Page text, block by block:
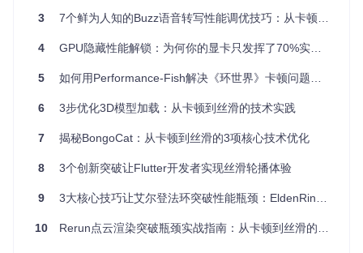
空间滤波：智能精简算法
挑战场景：在保持道路边缘检测精度的同时，如何将120万点
现数据降维。
实操代码：
import numpy as
"""
3 7个鲜为人知的Buzz语音转写性能调优技巧：从卡顿到丝滑的侦探之旅
4 GPU隐藏性能解锁：为何你的显卡只发挥了70%实力？
5 如何用Performance-Fish解决《环世界》卡顿问题：从帧冻结到丝滑体验的终极优化指南
6 3步优化3D模型加载：从卡顿到丝滑的技术实践
7 揭秘BongoCat：从卡顿到丝滑的3项核心技术优化
8 3个创新突破让Flutter开发者实现丝滑轮播体验
9 3大核心技巧让艾尔登法环突破性能瓶颈：EldenRingFpsUnlockAndMore完全指南
10 Rerun点云渲染突破瓶颈实战指南：从卡顿到丝滑的全栈优化方案